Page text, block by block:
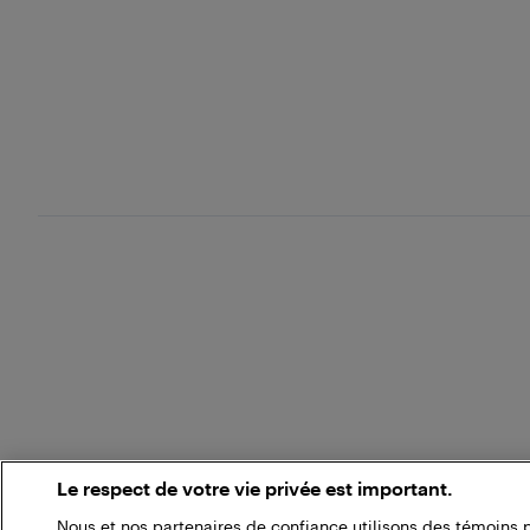
Le respect de votre vie privée est important.
Nous et nos partenaires de confiance utilisons des